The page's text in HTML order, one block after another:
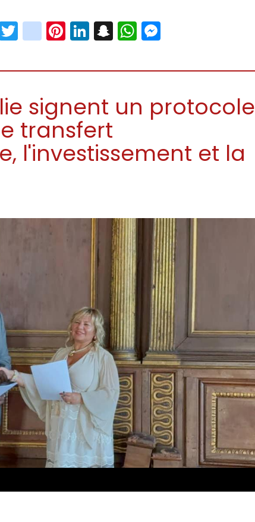
Twitter
instagram
Pinterest
LinkedIn
Snapchat
WhatsApp
signent un protocole
transfert
l'investissement et la